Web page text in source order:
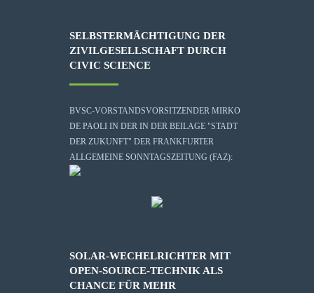
SELBSTERMÄCHTIGUNG DER
ZIVILGESELLSCHAFT DURCH
CIVIC SCIENCE
BVSC-VORSTANDSVORSITZENDER MIRKO
DE PAOLI IN DER IN DER BEILAGE "STADT
DER ZUKUNFT" DER FRANKFURTER
ALLGEMEINE SONNTAGSZEITUNG (FAZ):
SOLAR-WECHELRICHTER MIT
OPEN-SOURCE-TECHNIK ALS
CHANCE FÜR MEHR